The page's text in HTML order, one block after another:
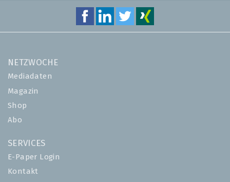
NETZWOCHE
Mediadaten
Magazin
Shop
Abo
SERVICES
E-Paper Login
Kontakt